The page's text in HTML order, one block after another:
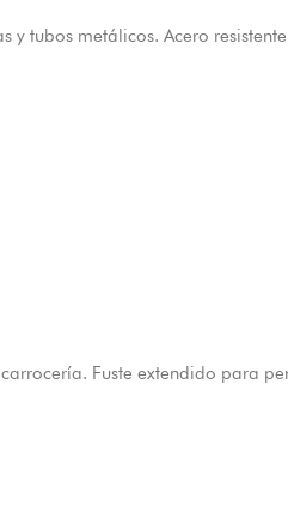
tubos metálicos. Acero
Fuste extendido para